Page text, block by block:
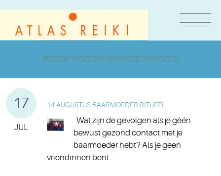
#baarmoeder #riteofthewomb
17
JUL
14 AUGUSTUS BAARMOEDER RITUEEL
Wat zijn de gevolgen als je géén
bewust gezond contact met je
baarmoeder hebt? Als je geen
vriendinnen bent…